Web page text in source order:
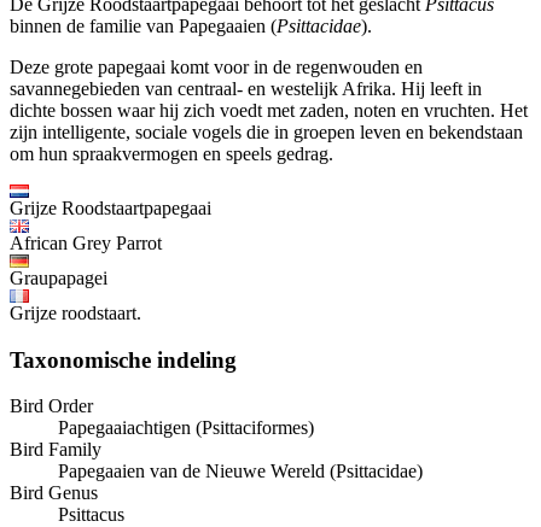
De Grijze Roodstaartpapegaai behoort tot het geslacht Psittacus
binnen de familie van Papegaaien (Psittacidae).
Deze grote papegaai komt voor in de regenwouden en
savannegebieden van centraal- en westelijk Afrika. Hij leeft in
dichte bossen waar hij zich voedt met zaden, noten en vruchten. Het
zijn intelligente, sociale vogels die in groepen leven en bekendstaan
om hun spraakvermogen en speels gedrag.
Grijze Roodstaartpapegaai
African Grey Parrot
Graupapagei
Grijze roodstaart.
Taxonomische indeling
Bird Order
Papegaaiachtigen (Psittaciformes)
Bird Family
Papegaaien van de Nieuwe Wereld (Psittacidae)
Bird Genus
Psittacus